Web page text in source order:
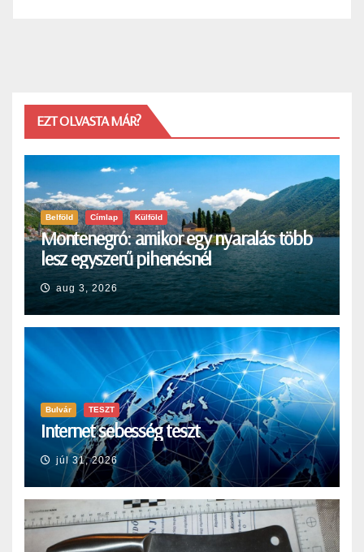
EZT OLVASTA MÁR?
Belföld Címlap Külföld
Montenegró: amikor egy nyaralás több
lesz egyszerű pihenésnél
aug 3, 2026
Bulvár TESZT
Internet sebesség teszt
júl 31, 2026